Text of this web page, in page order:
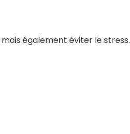
également éviter le stress.